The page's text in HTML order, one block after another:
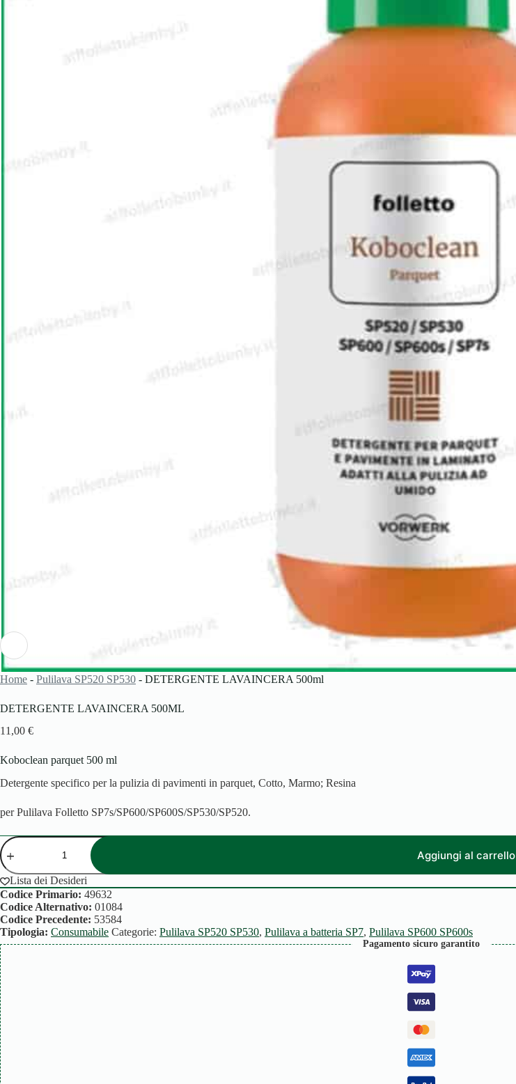
Home - Pulilava SP520 SP530 - DETERGENTE LAVAINCERA 500ml
DETERGENTE LAVAINCERA 500ML
11,00 €
Koboclean parquet 500 ml
Detergente specifico per la pulizia di pavimenti in parquet, Cotto, Marmo; Resina
per Pulilava Folletto SP7s/SP600/SP600S/SP530/SP520.
DETERGENTE
LAVAINCERA
500ml
quantità
Aggiungi al carrello
Lista dei Desideri
Codice Primario: 49632
Codice Alternativo: 01084
Codice Precedente: 53584
Tipologia: Consumabile Categorie: Pulilava SP520 SP530, Pulilava a batteria SP7, Pulilava SP600 SP600s
Pagamento sicuro garantito